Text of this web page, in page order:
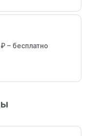
– бесплатно